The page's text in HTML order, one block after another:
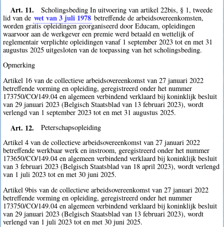
Art. 11.
Scholingsbeding In uitvoering van artikel 22bis, § 1, tweede
lid van de wet van 3 juli 1978 betreffende de arbeidsovereenkomsten,
worden gratis opleidingen georganiseerd door Educam, opleidingen
waarvoor aan de werkgever een premie werd betaald en wettelijk of
reglementair verplichte opleidingen vanaf 1 september 2023 tot en met 31
augustus 2025 uitgesloten van de toepassing van het scholingsbeding.
Opmerking
Artikel 16 van de collectieve arbeidsovereenkomst van 27 januari 2022
betreffende vorming en opleiding, geregistreerd onder het nummer
173750/CO/149.04 en algemeen verbindend verklaard bij koninklijk besluit
van 29 januari 2023 (Belgisch Staatsblad van 13 februari 2023), wordt
verlengd van 1 september 2023 tot en met 31 augustus 2025.
Art. 12.
Peterschapsopleiding
Artikel 4 van de collectieve arbeidsovereenkomst van 27 januari 2022
betreffende werkbaar werk en instroom, geregistreerd onder het nummer
173650/CO/149.04 en algemeen verbindend verklaard bij koninklijk besluit
van 3 februari 2023 (Belgisch Staatsblad van 18 april 2023), wordt verlengd
van 1 juli 2023 tot en met 30 juni 2025.
Artikel 9bis van de collectieve arbeidsovereenkomst van 27 januari 2022
betreffende vorming en opleiding, geregistreerd onder het nummer
173750/CO/149.04 en algemeen verbindend verklaard bij koninklijk besluit
van 29 januari 2023 (Belgisch Staatsblad van 13 februari 2023), wordt
verlengd van 1 juli 2023 tot en met 30 juni 2025.